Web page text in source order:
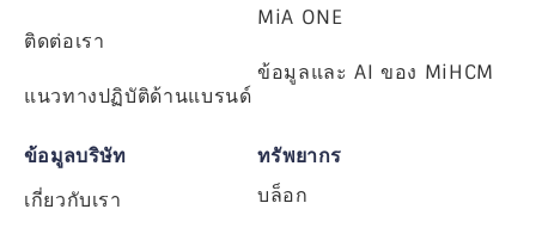
ติดต่อเรา
แนวทางปฏิบัติด้านแบรนด์
MiA ONE
ข้อมูลและ AI ของ MiHCM
ข้อมูลบริษัท
เกี่ยวกับเรา
ทรัพยากร
บล็อก